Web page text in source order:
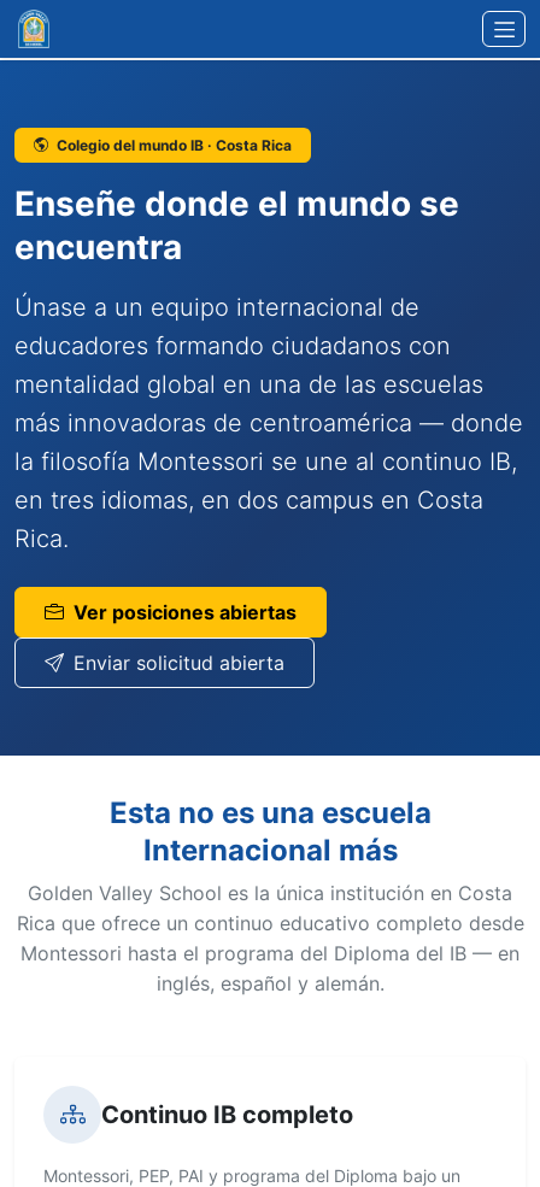
Ir al contenido principal
Colegio del mundo IB · Costa Rica
Enseñe donde el mundo se
encuentra
Únase a un equipo internacional de
educadores formando ciudadanos con
mentalidad global en una de las escuelas
más innovadoras de centroamérica — donde
la filosofía Montessori se une al continuo IB,
en tres idiomas, en dos campus en Costa
Rica.
Ver posiciones abiertas
Enviar solicitud abierta
Esta no es una escuela
Internacional más
Golden Valley School es la única institución en Costa
Rica que ofrece un continuo educativo completo desde
Montessori hasta el programa del Diploma del IB — en
inglés, español y alemán.
Continuo IB completo
Montessori, PEP, PAI y programa del Diploma bajo un